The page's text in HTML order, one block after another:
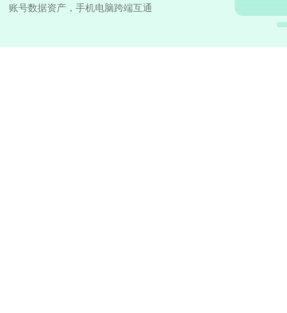
账号数据资产，手机电脑跨端互通